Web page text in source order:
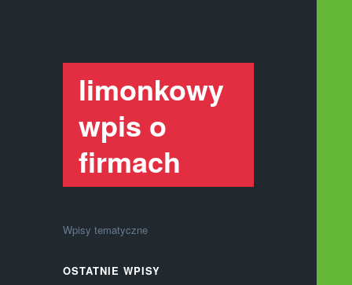
limonkowy
wpis o
firmach
Wpisy tematyczne
OSTATNIE WPISY